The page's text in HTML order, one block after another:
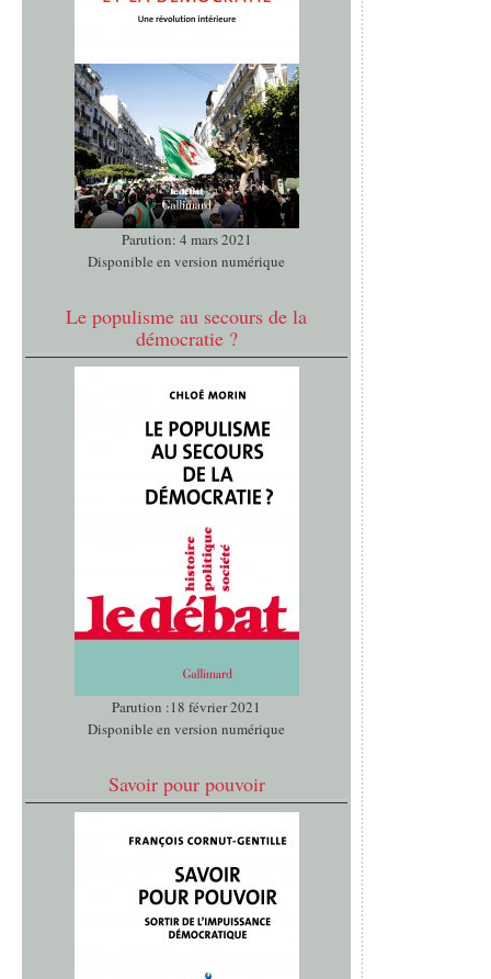
Parution: 4 mars 2021
Disponible en version numérique
Le populisme au secours de la
démocratie ?
Parution :18 février 2021
Disponible en version numérique
Savoir pour pouvoir